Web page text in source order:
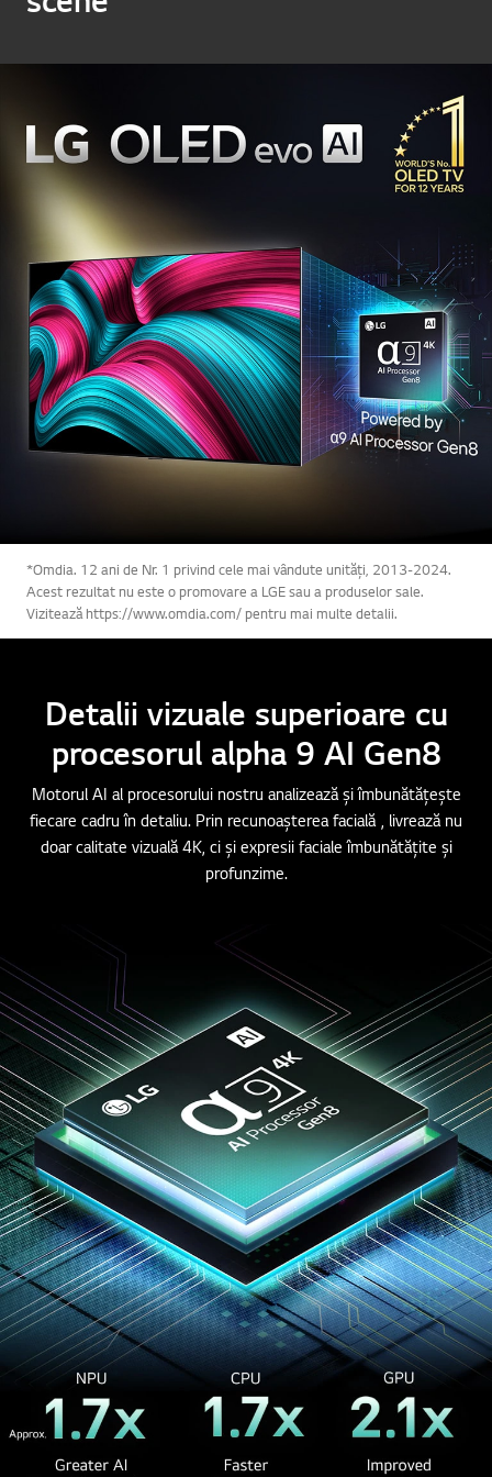
*Omdia. 12 ani de Nr. 1 privind cele mai vândute unități, 2013-2024.
Acest rezultat nu este o promovare a LGE sau a produselor sale.
Vizitează https://www.omdia.com/ pentru mai multe detalii.
Detalii vizuale superioare cu
procesorul alpha 9 AI Gen8
Motorul AI al procesorului nostru analizează și îmbunătățește
fiecare cadru în detaliu. Prin recunoașterea facială , livrează nu
doar calitate vizuală 4K, ci și expresii faciale îmbunătățite și
profunzime.